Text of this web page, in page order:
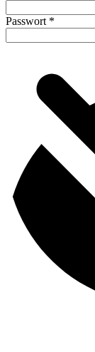
Passwort *